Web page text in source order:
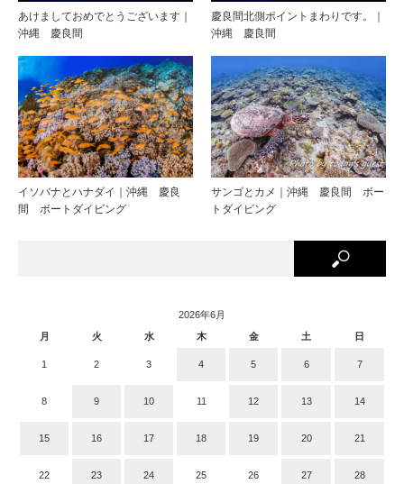
あけましておめでとうございます｜
沖縄 慶良間
慶良間北側ポイントまわりです。｜
沖縄 慶良間
イソバナとハナダイ｜沖縄 慶良
間 ボートダイビング
サンゴとカメ｜沖縄 慶良間 ボー
トダイビング
2026年6月
月
火 水 木 金 土 日
1 2 3 4 5 6 7
8 9 10 11 12 13 14
15 16 17 18 19 20 21
22 23 24 25 26 27 28